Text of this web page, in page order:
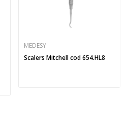
MEDESY
Scalers Mitchell cod 654.HL8